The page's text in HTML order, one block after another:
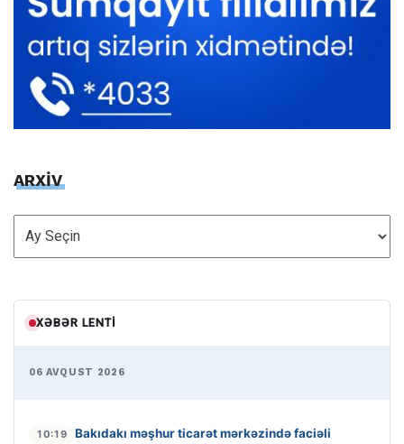
ARXİV
ARXİV
XƏBƏR LENTI
06 AVQUST 2026
10:19
Bakıdakı məşhur ticarət mərkəzində faciəli